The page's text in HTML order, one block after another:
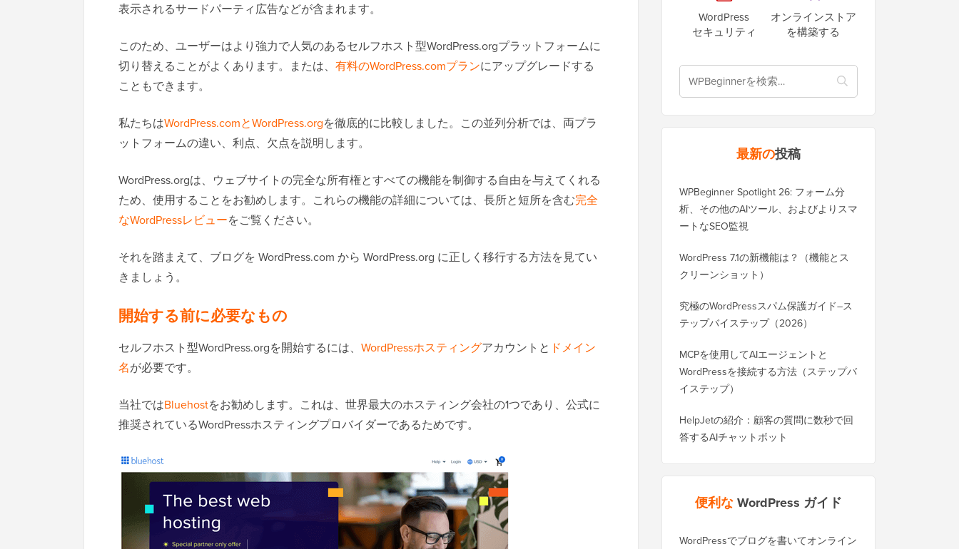
表示されるサードパーティ広告などが含まれます。
このため、ユーザーはより強力で人気のあるセルフホスト型WordPress.orgプラットフォームに
切り替えることがよくあります。または、 有料のWordPress.comプランにアップグレードする
こともできます。
私たちはWordPress.comとWordPress.orgを徹底的に比較しました。この並列分析では、両プラ
ットフォームの違い、利点、欠点を説明します。
WordPress.orgは、ウェブサイトの完全な所有権とすべての機能を制御する自由を与えてくれる
ため、使用することをお勧めします。これらの機能の詳細については、長所と短所を含む完全
なWordPressレビューをご覧ください。
それを踏まえて、ブログを WordPress.com から WordPress.org に正しく移行する方法を見てい
きましょう。
開始する前に必要なもの
セルフホスト型WordPress.orgを開始するには、 WordPressホスティングアカウントと ドメイン
名が必要です。
当社ではBluehostをお勧めします。これは、世界最大のホスティング会社の1つであり、公式に
推奨されているWordPressホスティングプロバイダーであるためです。
WordPress
セキュリティ
オンラインストア
を構築する
最新の投稿
WPBeginner Spotlight 26: フォーム分
析、その他のAIツール、およびよりスマ
ートなSEO監視
WordPress 7.1の新機能は？（機能とス
クリーンショット）
究極のWordPressスパム保護ガイド–ス
テップバイステップ（2026）
MCPを使用してAIエージェントと
WordPressを接続する方法（ステップバ
イステップ）
HelpJetの紹介：顧客の質問に数秒で回
答するAIチャットボット
便利なWordPress ガイド
WordPressでブログを書いてオンライン